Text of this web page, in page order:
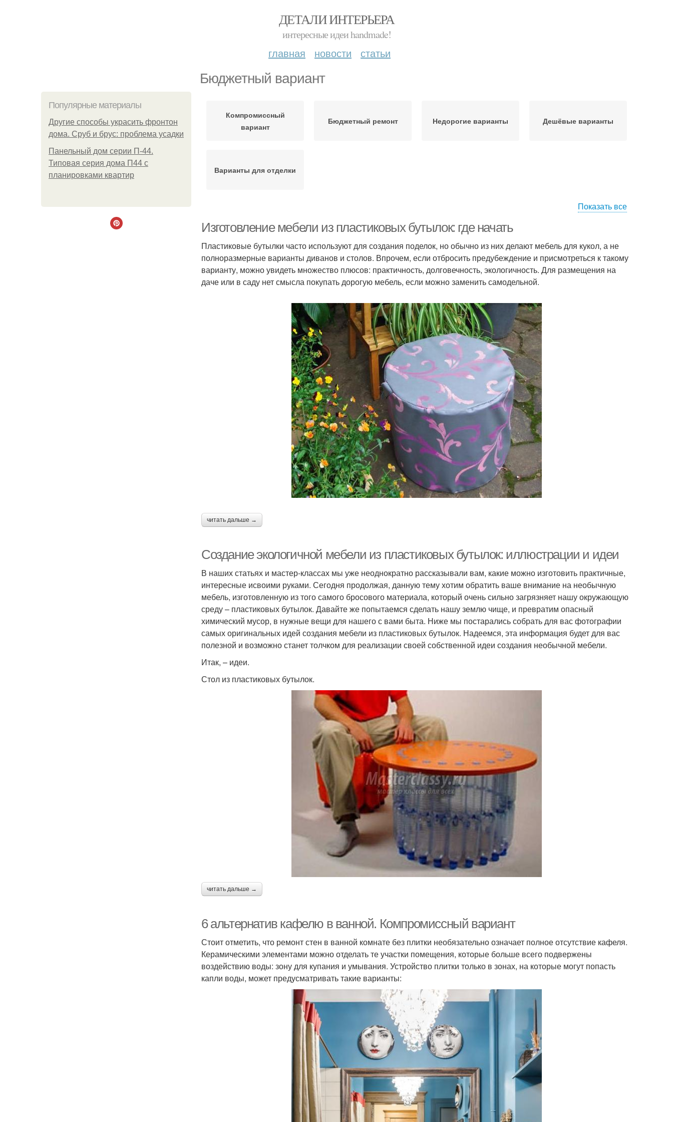
ДЕТАЛИ ИНТЕРЬЕРА
интересные идеи handmade!
главная новости статьи
Бюджетный вариант
Популярные материалы
Другие способы украсить фронтон
дома. Сруб и брус: проблема усадки
Панельный дом серии П-44.
Типовая серия дома П44 с
планировками квартир
Компромиссный
вариант
Бюджетный ремонт Недорогие варианты Дешёвые варианты
Варианты для отделки
Показать все
Изготовление мебели из пластиковых бутылок: где начать
Пластиковые бутылки часто используют для создания поделок, но обычно из них делают мебель для кукол, а не
полноразмерные варианты диванов и столов. Впрочем, если отбросить предубеждение и присмотреться к такому
варианту, можно увидеть множество плюсов: практичность, долговечность, экологичность. Для размещения на
даче или в саду нет смысла покупать дорогую мебель, если можно заменить самодельной.
читать дальше →
Создание экологичной мебели из пластиковых бутылок: иллюстрации и идеи
В наших статьях и мастер-классах мы уже неоднократно рассказывали вам, какие можно изготовить практичные,
интересные исвоими руками. Сегодня продолжая, данную тему хотим обратить ваше внимание на необычную
мебель, изготовленную из того самого бросового материала, который очень сильно загрязняет нашу окружающую
среду – пластиковых бутылок. Давайте же попытаемся сделать нашу землю чище, и превратим опасный
химический мусор, в нужные вещи для нашего с вами быта. Ниже мы постарались собрать для вас фотографии
самых оригинальных идей создания мебели из пластиковых бутылок. Надеемся, эта информация будет для вас
полезной и возможно станет толчком для реализации своей собственной идеи создания необычной мебели.
Итак, – идеи.
Стол из пластиковых бутылок.
читать дальше →
6 альтернатив кафелю в ванной. Компромиссный вариант
Стоит отметить, что ремонт стен в ванной комнате без плитки необязательно означает полное отсутствие кафеля.
Керамическими элементами можно отделать те участки помещения, которые больше всего подвержены
воздействию воды: зону для купания и умывания. Устройство плитки только в зонах, на которые могут попасть
капли воды, может предусматривать такие варианты: